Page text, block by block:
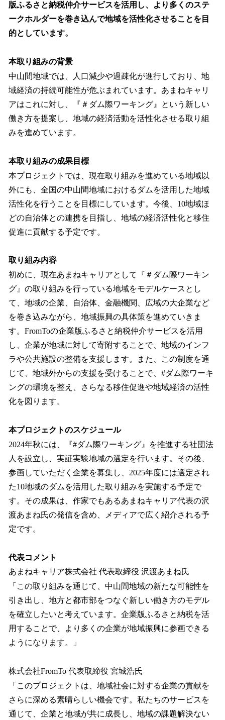
版ふるさと納税仲介サービスを活用し、より多くのステ
ークホルダーを巻き込んで地域を活性化させることを目
的としています。
本取り組みの背景
中山間地域では、人口減少や過疎化が進行しており、地
域経済の持続可能性が危ぶまれています。あまねキャリ
アはこれに対し、『＃ダム際ワーキング』という新しい
働き方を提案し、地域の経済活動を活性化させる取り組
みを進めています。
本取り組みの成果目標
本プロジェクトでは、現在取り組みを進めている地域以
外にも、全国の中山間地域におけるダムを活用した地域
活性化を行うことを目標にしています。今後、10地域ほ
どの自治体との連携を目指し、地域の経済活性化と移住
促進に貢献する予定です。
取り組み内容
初めに、現在あまねキャリアとして『＃ダム際ワーキン
グ』の取り組みを行っている地域をモデルケースとし
て、地域の企業、自治体、金融機関、広域の大企業など
を巻き込みながら、地域振興の具体策を進めていきま
す。FromToの企業版ふるさと納税仲介サービスを活用
し、企業が地域に対して寄附することで、地域のインフ
ラや公共施設の整備を支援します。また、この制度を通
じて、地域外からの支援を受けることで、#ダム際ワーキ
ングの環境を整え、さらなる移住促進や地域経済の活性
化を図ります。
本プロジェクトのスケジュール
2024年秋には、『#ダム際ワーキング』を推進する社団法
人を設立し、実証実験地域の選定を行います。その後、
参画していただく企業を募集し、2025年度には選定され
た10地域のダムを活用した取り組みを実施する予定で
す。その成果は、作家でもあるあまねキャリア代表の沢
渡あまね氏の発信を含め、メディアで広く紹介される予
定です。
代表コメント
あまねキャリア株式会社 代表取締役 沢渡あまね氏
「この取り組みを通じて、中山間地域の新たな可能性を
引き出し、地方と都市部をつなぐ新しい働き方のモデル
を確立したいと考えています。企業版ふるさと納税を活
用することで、より多くの企業が地域振興に参画できる
ようになります。」
株式会社FromTo 代表取締役 宮城浩氏
「このプロジェクトは、地域社会に対する企業の貢献を
さらに深める素晴らしい機会です。私たちのサービスを
通じて、企業と地域が共に成長し、地域の課題解決ない